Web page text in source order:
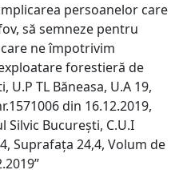
persoanelor care
să semneze pentru
ne împotrivim
forestieră de
TL Băneasa, U.A 19,
din 16.12.2019,
București, C.U.I
Suprafața 24,4, Volum de